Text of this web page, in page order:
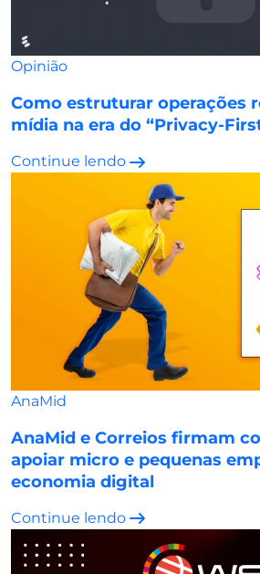
Opinião
Como estruturar operações
mídia na era do “Privacy-
Continue lendo
AnaMid
AnaMid e Correios firmam
apoiar micro e pequenas
economia digital
Continue lendo